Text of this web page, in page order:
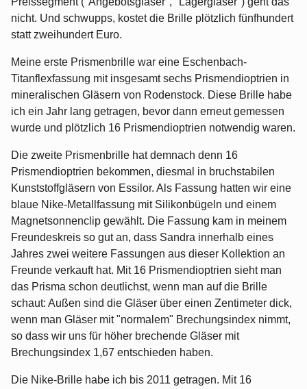
nicht. Und schwupps, kostet die Brille plötzlich fünfhundert
statt zweihundert Euro.
Meine erste Prismenbrille war eine Eschenbach-
Titanflexfassung mit insgesamt sechs Prismendioptrien in
mineralischen Gläsern von Rodenstock. Diese Brille habe
ich ein Jahr lang getragen, bevor dann erneut gemessen
wurde und plötzlich 16 Prismendioptrien notwendig waren.
Die zweite Prismenbrille hat demnach denn 16
Prismendioptrien bekommen, diesmal in bruchstabilen
Kunststoffgläsern von Essilor. Als Fassung hatten wir eine
blaue Nike-Metallfassung mit Silikonbügeln und einem
Magnetsonnenclip gewählt. Die Fassung kam in meinem
Freundeskreis so gut an, dass Sandra innerhalb eines
Jahres zwei weitere Fassungen aus dieser Kollektion an
Freunde verkauft hat. Mit 16 Prismendioptrien sieht man
das Prisma schon deutlichst, wenn man auf die Brille
schaut: Außen sind die Gläser über einen Zentimeter dick,
wenn man Gläser mit "normalem" Brechungsindex nimmt,
so dass wir uns für höher brechende Gläser mit
Brechungsindex 1,67 entschieden haben.
Die Nike-Brille habe ich bis 2011 getragen. Mit 16